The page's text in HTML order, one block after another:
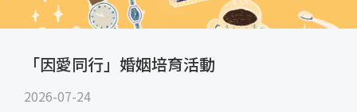
「因愛同行」婚姻培育活動
2026-07-24